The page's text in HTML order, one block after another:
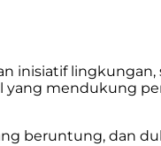
inisiatif lingkungan,
yang mendukung
beruntung, dan